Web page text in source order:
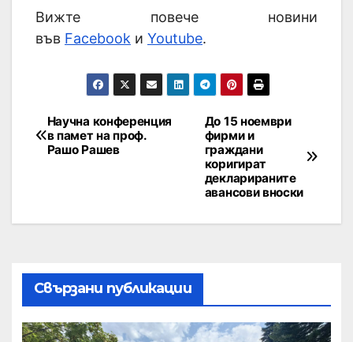
Вижте повече новини
във Facebook и Youtube.
До 15 ноември
фирми и
граждани
коригират
декларираните
авансови вноски
Научна конференция
в памет на проф.
Рашо Рашев
Свързани публикации